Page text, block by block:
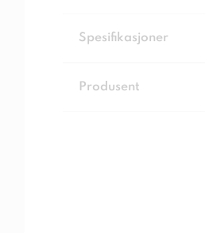
Spesifikasjoner
Produsent